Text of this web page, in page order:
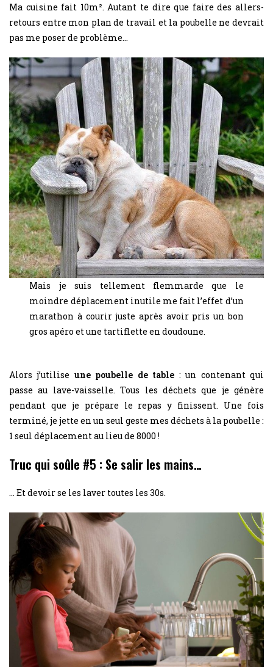
Ma cuisine fait 10m². Autant te dire que faire des allers-
retours entre mon plan de travail et la poubelle ne devrait
pas me poser de problème…
Mais je suis tellement flemmarde que le
moindre déplacement inutile me fait l’effet d’un
marathon à courir juste après avoir pris un bon
gros apéro et une tartiflette en doudoune.
Alors j’utilise une poubelle de table : un contenant qui
passe au lave-vaisselle. Tous les déchets que je génère
pendant que je prépare le repas y finissent. Une fois
terminé, je jette en un seul geste mes déchets à la poubelle :
1 seul déplacement au lieu de 8000 !
Truc qui soûle #5 : Se salir les mains…
… Et devoir se les laver toutes les 30s.